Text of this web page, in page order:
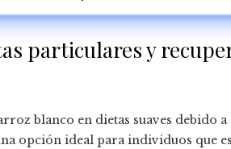
particulares y
blanco en dietas suaves debido
opción ideal para individuos que